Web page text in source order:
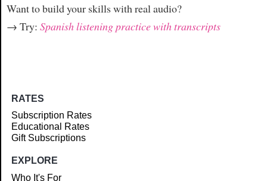
Want to build your skills with real audio?
→ Try: Spanish listening practice with transcripts
RATES
Subscription Rates
Educational Rates
Gift Subscriptions
EXPLORE
Who It's For